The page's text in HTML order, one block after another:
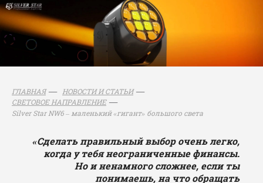
ГЛАВНАЯ
НОВОСТИ И СТАТЬИ
СВЕТОВОЕ НАПРАВЛЕНИЕ
Silver Star NW6 – маленький «гигант» большого света
«Сделать правильный выбор очень легко,
когда у тебя неограниченные финансы.
Но и ненамного сложнее, если ты
понимаешь, на что обращать